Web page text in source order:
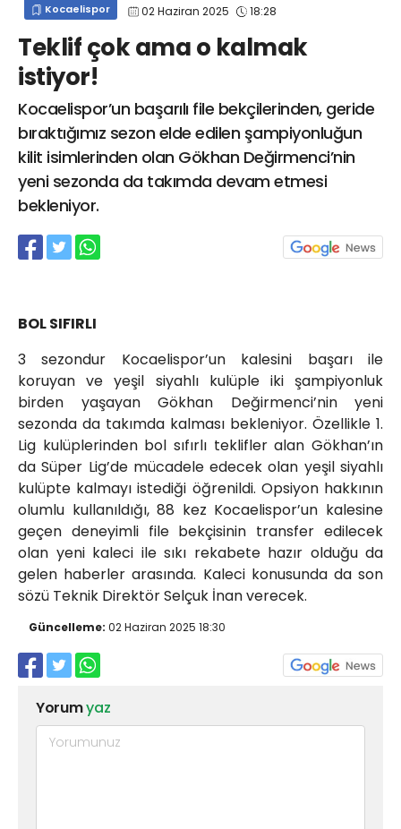
Kocaelispor 02 Haziran 2025 18:28
Teklif çok ama o kalmak
istiyor!
Kocaelispor’un başarılı file bekçilerinden, geride
bıraktığımız sezon elde edilen şampiyonluğun
kilit isimlerinden olan Gökhan Değirmenci’nin
yeni sezonda da takımda devam etmesi
bekleniyor.
BOL SIFIRLI
3 sezondur Kocaelispor’un kalesini başarı ile
koruyan ve yeşil siyahlı kulüple iki şampiyonluk
birden yaşayan Gökhan Değirmenci’nin yeni
sezonda da takımda kalması bekleniyor. Özellikle 1.
Lig kulüplerinden bol sıfırlı teklifler alan Gökhan’ın
da Süper Lig’de mücadele edecek olan yeşil siyahlı
kulüpte kalmayı istediği öğrenildi. Opsiyon hakkının
olumlu kullanıldığı, 88 kez Kocaelispor’un kalesine
geçen deneyimli file bekçisinin transfer edilecek
olan yeni kaleci ile sıkı rekabete hazır olduğu da
gelen haberler arasında. Kaleci konusunda da son
sözü Teknik Direktör Selçuk İnan verecek.
Güncelleme: 02 Haziran 2025 18:30
Yorumyaz
info@spor41.com